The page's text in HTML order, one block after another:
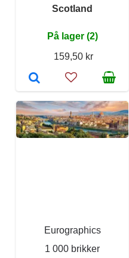
Scotland
På lager (2)
159,50 kr
Eurographics
1 000 brikker